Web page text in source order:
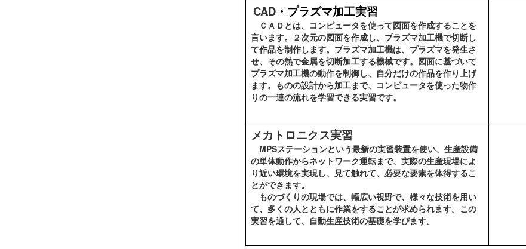
CAD・プラズマ加工実習
ＣＡＤとは、コンピュータを使って図面を作成することを
言います。２次元の図面を作成し、プラズマ加工機で切断し
て作品を制作します。プラズマ加工機は、プラズマを発生さ
せ、その熱で金属を切断加工する機械です。図面に基づいて
プラズマ加工機の動作を制御し、自分だけの作品を作り上げ
ます。ものの設計から加工まで、コンピュータを使った物作
りの一連の流れを学習できる実習です。
メカトロニクス実習
MPSステーションという最新の実習装置を使い、生産設備
の単体動作からネットワーク運転まで、実際の生産現場によ
り近い環境を実現し、見て触れて、必要な要素を体得するこ
とができます。
ものづくりの現場では、幅広い視野で、様々な技術を用い
て、多くの人とともに作業をすることが求められます。この
実習を通して、自動生産技術の基礎を学びます。